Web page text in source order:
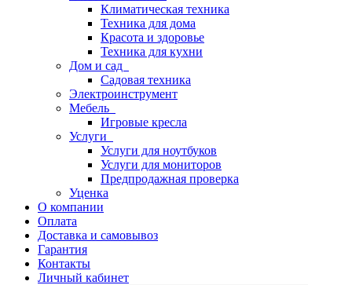
Климатическая техника
Техника для дома
Красота и здоровье
Техника для кухни
Дом и сад
Садовая техника
Электроинструмент
Мебель
Игровые кресла
Услуги
Услуги для ноутбуков
Услуги для мониторов
Предпродажная проверка
Уценка
О компании
Оплата
Доставка и самовывоз
Гарантия
Контакты
Личный кабинет